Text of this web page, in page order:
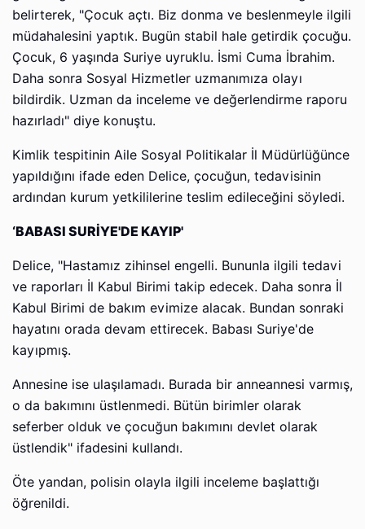
belirterek, "Çocuk açtı. Biz donma ve beslenmeyle ilgili
müdahalesini yaptık. Bugün stabil hale getirdik çocuğu.
Çocuk, 6 yaşında Suriye uyruklu. İsmi Cuma İbrahim.
Daha sonra Sosyal Hizmetler uzmanımıza olayı
bildirdik. Uzman da inceleme ve değerlendirme raporu
hazırladı" diye konuştu.
Kimlik tespitinin Aile Sosyal Politikalar İl Müdürlüğünce
yapıldığını ifade eden Delice, çocuğun, tedavisinin
ardından kurum yetkililerine teslim edileceğini söyledi.
‘BABASI SURİYE'DE KAYIP'
Delice, "Hastamız zihinsel engelli. Bununla ilgili tedavi
ve raporları İl Kabul Birimi takip edecek. Daha sonra İl
Kabul Birimi de bakım evimize alacak. Bundan sonraki
hayatını orada devam ettirecek. Babası Suriye'de
kayıpmış.
Annesine ise ulaşılamadı. Burada bir anneannesi varmış,
o da bakımını üstlenmedi. Bütün birimler olarak
seferber olduk ve çocuğun bakımını devlet olarak
üstlendik" ifadesini kullandı.
Öte yandan, polisin olayla ilgili inceleme başlattığı
öğrenildi.